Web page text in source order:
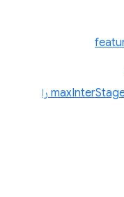
محدودیت maxInterStageShaderComponents را